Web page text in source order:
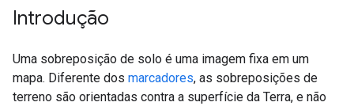
Introdução
Uma sobreposição de solo é uma imagem fixa em um
mapa. Diferente dos marcadores, as sobreposições de
terreno são orientadas contra a superfície da Terra, e não